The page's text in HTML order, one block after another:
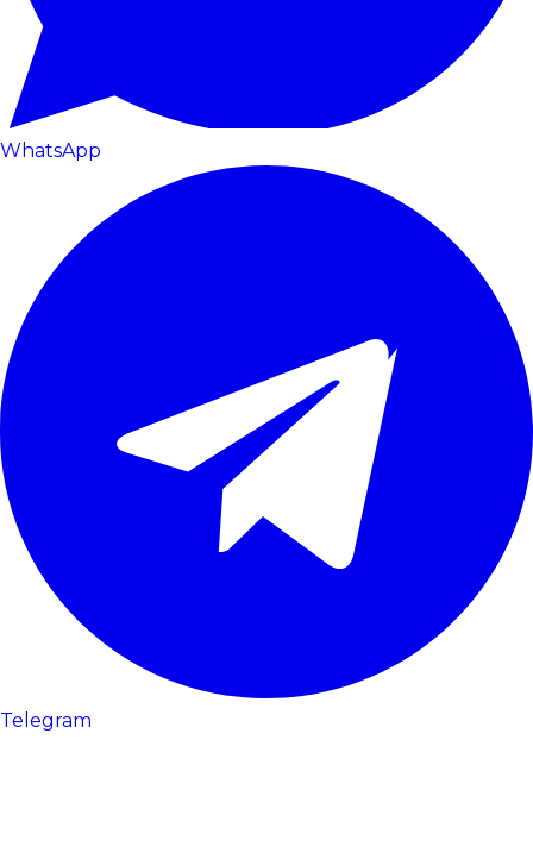
WhatsApp
Telegram